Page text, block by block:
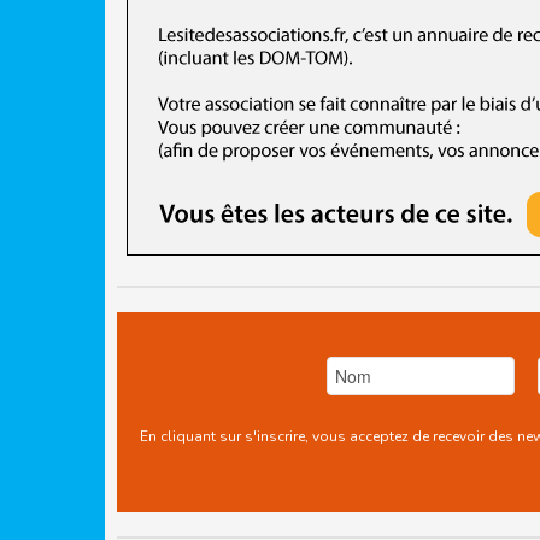
En cliquant sur s'inscrire, vous acceptez de recevoir des